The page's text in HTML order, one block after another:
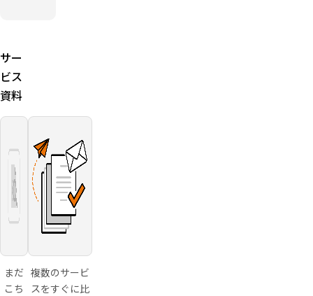
サー
ビス
資料
まだ
こち
複数のサービ
スをすぐに比